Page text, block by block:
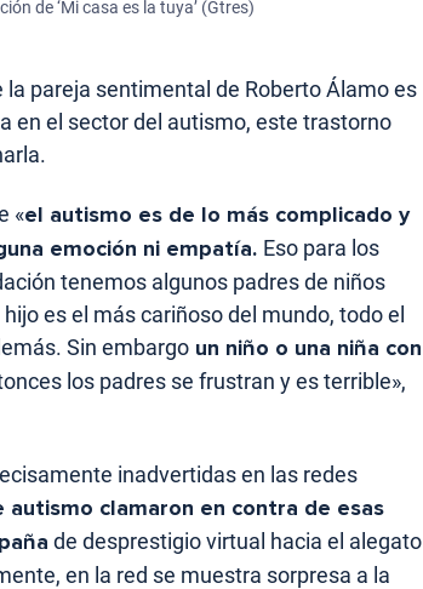
de ‘Mi casa es la tuya’ (Gtres)
pareja sentimental de Roberto Álamo es
en el sector del autismo, este trastorno
«el autismo es de lo más complicado y
emoción ni empatía. Eso para los
tenemos algunos padres de niños
es el más cariñoso del mundo, todo el
Sin embargo un niño o una niña con
los padres se frustran y es terrible»,
inadvertidas en las redes
autismo clamaron en contra de esas
de desprestigio virtual hacia el alegato
en la red se muestra sorpresa a la